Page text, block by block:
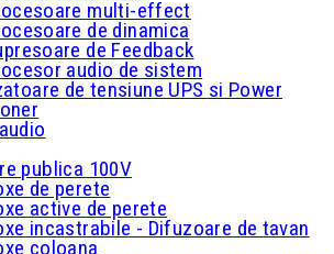
multi-effect
de dinamica
de Feedback
audio de sistem
de tensiune UPS si Power
publica 100V
de perete
active de perete
incastrabile - Difuzoare de tavan
coloana